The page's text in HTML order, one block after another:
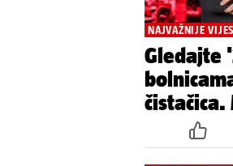
NAJVAŽNIJE
Gledajte